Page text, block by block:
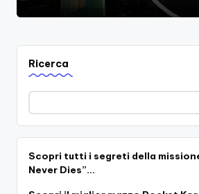
Ricerca
Scopri tutti i segreti della
Never Dies”…